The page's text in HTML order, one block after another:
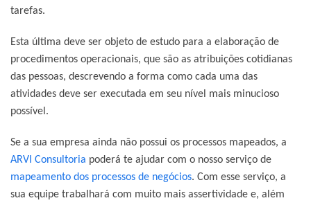
tarefas.
Esta última deve ser objeto de estudo para a elaboração de
procedimentos operacionais, que são as atribuições cotidianas
das pessoas, descrevendo a forma como cada uma das
atividades deve ser executada em seu nível mais minucioso
possível.
Se a sua empresa ainda não possui os processos mapeados, a
ARVI Consultoria poderá te ajudar com o nosso serviço de
mapeamento dos processos de negócios. Com esse serviço, a
sua equipe trabalhará com muito mais assertividade e, além